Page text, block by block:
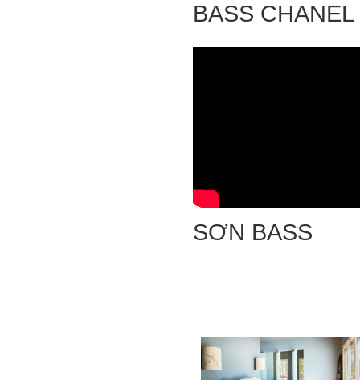
BASS CHANEL
SƠN BASS